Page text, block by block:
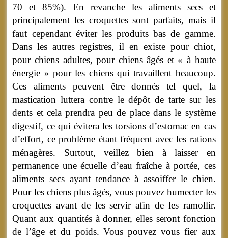
70 et 85%). En revanche les aliments secs et
principalement les croquettes sont parfaits, mais il
faut cependant éviter les produits bas de gamme.
Dans les autres registres, il en existe pour chiot,
pour chiens adultes, pour chiens âgés et « à haute
énergie » pour les chiens qui travaillent beaucoup.
Ces aliments peuvent être donnés tel quel, la
mastication luttera contre le dépôt de tarte sur les
dents et cela prendra peu de place dans le système
digestif, ce qui évitera les torsions d’estomac en cas
d’effort, ce problème étant fréquent avec les rations
ménagères. Surtout, veillez bien à laisser en
permanence une écuelle d’eau fraîche à portée, ces
aliments secs ayant tendance à assoiffer le chien.
Pour les chiens plus âgés, vous pouvez humecter les
croquettes avant de les servir afin de les ramollir.
Quant aux quantités à donner, elles seront fonction
de l’âge et du poids. Vous pouvez vous fier aux